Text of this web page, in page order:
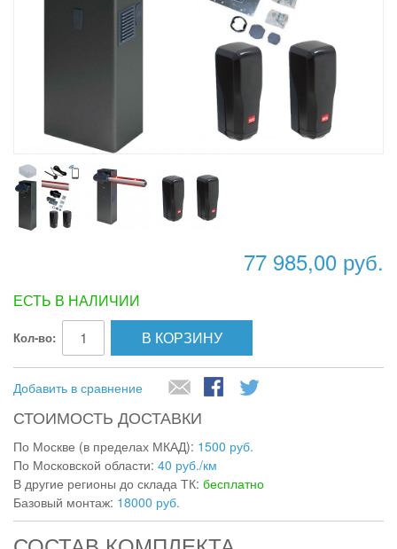
77 985,00 руб.
ЕСТЬ В НАЛИЧИИ
Кол-во: В КОРЗИНУ
Добавить в сравнение
СТОИМОСТЬ ДОСТАВКИ
По Москве (в пределах МКАД): 1500 руб.
По Московской области: 40 руб./км
В другие регионы до склада ТК: бесплатно
Базовый монтаж: 18000 руб.